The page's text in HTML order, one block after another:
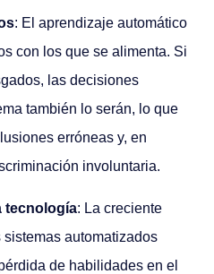
: El aprendizaje automático
con los que se alimenta. Si
las decisiones
también lo serán, lo que
erróneas y, en
involuntaria.
tecnología: La creciente
automatizados
de habilidades en el